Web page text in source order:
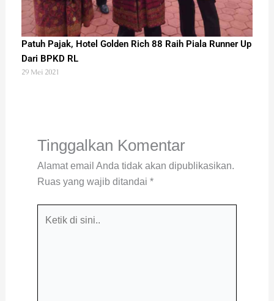
Patuh Pajak, Hotel Golden Rich 88 Raih Piala Runner Up
Dari BPKD RL
29 Mei 2021
Tinggalkan Komentar
Alamat email Anda tidak akan dipublikasikan.
Ruas yang wajib ditandai *